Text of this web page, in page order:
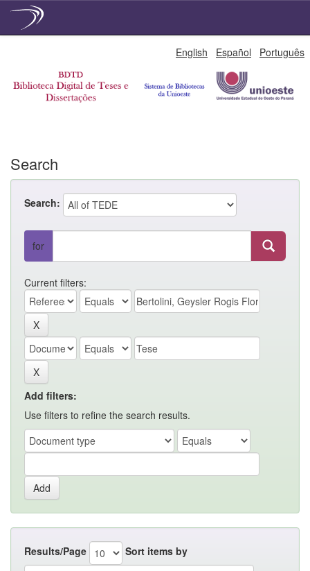
English Español Português
Search
Search:
for
Current filters:
Add filters:
Use filters to refine the search results.
Results/Page Sort items by